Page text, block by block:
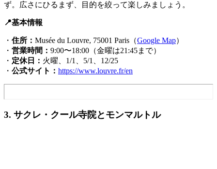
ず。広さにひるまず、目的を絞って楽しみましょう。
📍基本情報
・ 住所： Musée du Louvre, 75001 Paris（Google Map）
・ 営業時間： 9:00〜18:00（金曜は21:45まで）
・ 定休日： 火曜、1/1、5/1、12/25
・ 公式サイト： https://www.louvre.fr/en
3. サクレ・クール寺院とモンマルトル